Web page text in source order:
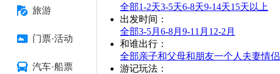
旅游
门票·活动
汽车·船票
全部1-2天3-5天6-8天9-14天15天以上
出发时间 ：
全部3-5月 6-8月 9-11月 12-2月
和谁出行 ：
全部亲子和父母和朋友一个人 夫妻情侣
游记玩法 ：